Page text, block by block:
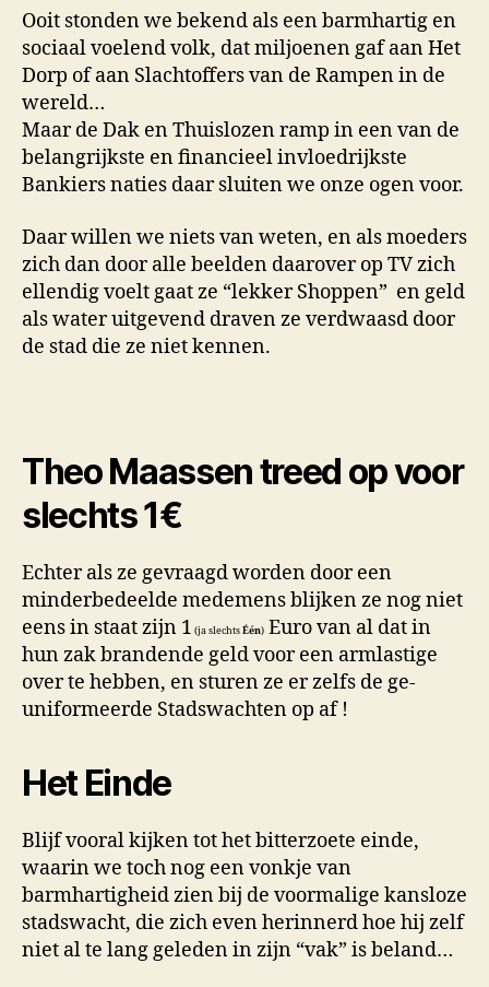
Ooit stonden we bekend als een barmhartig en
sociaal voelend volk, dat miljoenen gaf aan Het
Dorp of aan Slachtoffers van de Rampen in de
wereld…
Maar de Dak en Thuislozen ramp in een van de
belangrijkste en financieel invloedrijkste
Bankiers naties daar sluiten we onze ogen voor.
Daar willen we niets van weten, en als moeders
zich dan door alle beelden daarover op TV zich
ellendig voelt gaat ze “lekker Shoppen” en geld
als water uitgevend draven ze verdwaasd door
de stad die ze niet kennen.
Theo Maassen treed op voor
slechts 1€
Echter als ze gevraagd worden door een
minderbedeelde medemens blijken ze nog niet
eens in staat zijn 1 (ja slechtsÉén) Euro van al dat in
hun zak brandende geld voor een armlastige
over te hebben, en sturen ze er zelfs de ge-
uniformeerde Stadswachten op af !
Het Einde
Blijf vooral kijken tot het bitterzoete einde,
waarin we toch nog een vonkje van
barmhartigheid zien bij de voormalige kansloze
stadswacht, die zich even herinnerd hoe hij zelf
niet al te lang geleden in zijn “vak” is beland…